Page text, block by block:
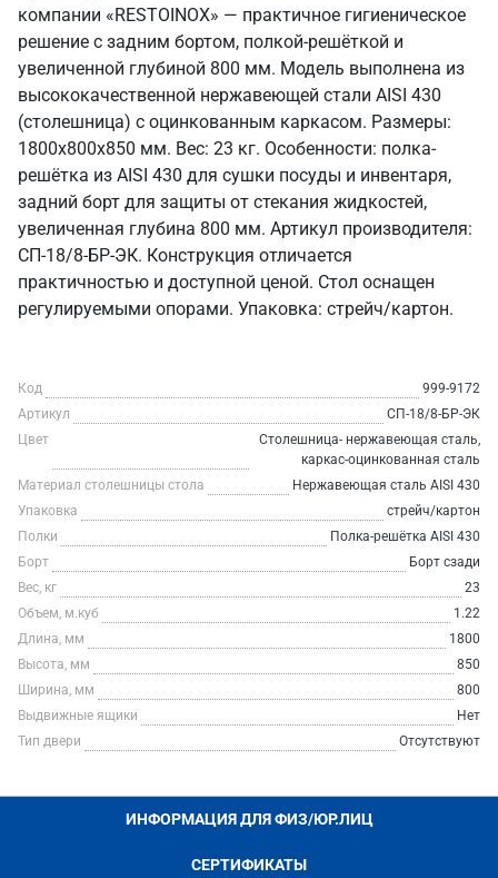
компании «RESTOINOX» — практичное гигиеническое
решение с задним бортом, полкой-решёткой и
увеличенной глубиной 800 мм. Модель выполнена из
высококачественной нержавеющей стали AISI 430
(столешница) с оцинкованным каркасом. Размеры:
1800x800x850 мм. Вес: 23 кг. Особенности: полка-
решётка из AISI 430 для сушки посуды и инвентаря,
задний борт для защиты от стекания жидкостей,
увеличенная глубина 800 мм. Артикул производителя:
СП-18/8-БР-ЭК. Конструкция отличается
практичностью и доступной ценой. Стол оснащен
регулируемыми опорами. Упаковка: стрейч/картон.
Код
999-9172
Артикул
СП-18/8-БР-ЭК
Цвет
Столешница- нержавеющая сталь,
каркас-оцинкованная сталь
Материал столешницы стола
Нержавеющая сталь AISI 430
Упаковка
стрейч/картон
Полки
Полка-решётка AISI 430
Борт
Борт сзади
Вес, кг
23
Объем, м.куб
1.22
Длина, мм
1800
Высота, мм
850
Ширина, мм
800
Выдвижные ящики
Нет
Тип двери
Отсутствуют
ИНФОРМАЦИЯ ДЛЯ ФИЗ/ЮР.ЛИЦ
СЕРТИФИКАТЫ